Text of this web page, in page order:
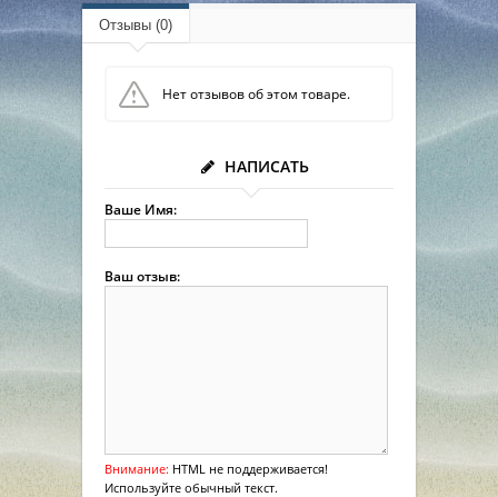
Отзывы (0)
Нет отзывов об этом товаре.
НАПИСАТЬ
Ваше Имя:
Ваш отзыв:
Внимание: HTML не поддерживается!
Используйте обычный текст.